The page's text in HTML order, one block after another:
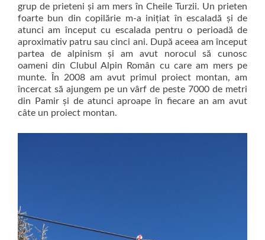
grup de prieteni și am mers în Cheile Turzii. Un prieten
foarte bun din copilărie m-a inițiat în escaladă și de
atunci am început cu escalada pentru o perioadă de
aproximativ patru sau cinci ani. După aceea am început
partea de alpinism și am avut norocul să cunosc
oameni din Clubul Alpin Român cu care am mers pe
munte. În 2008 am avut primul proiect montan, am
încercat să ajungem pe un vârf de peste 7000 de metri
din Pamir și de atunci aproape în fiecare an am avut
câte un proiect montan.